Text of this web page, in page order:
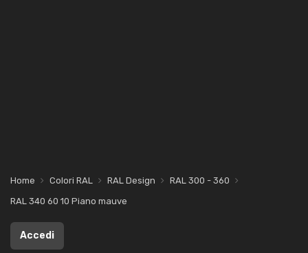
Home Colori RAL RAL Design
RAL 300 - 360
RAL 340 60 10 Piano mauve
Accedi